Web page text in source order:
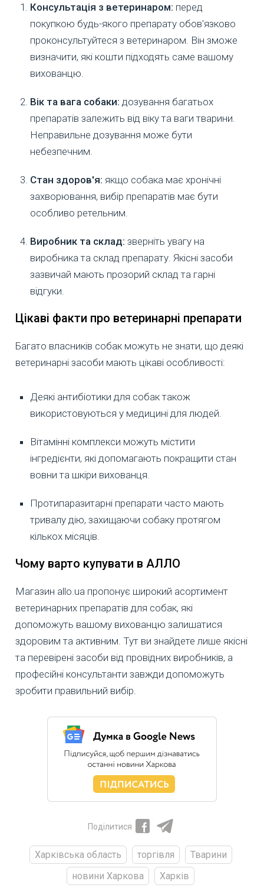
Консультація з ветеринаром: перед
покупкою будь-якого препарату обов'язково
проконсультуйтеся з ветеринаром. Він зможе
визначити, які кошти підходять саме вашому
вихованцю.
Вік та вага собаки: дозування багатьох
препаратів залежить від віку та ваги тварини.
Неправильне дозування може бути
небезпечним.
Стан здоров'я: якщо собака має хронічні
захворювання, вибір препаратів має бути
особливо ретельним.
Виробник та склад: зверніть увагу на
виробника та склад препарату. Якісні засоби
зазвичай мають прозорий склад та гарні
відгуки.
Цікаві факти про ветеринарні препарати
Багато власників собак можуть не знати, що деякі
ветеринарні засоби мають цікаві особливості:
Деякі антибіотики для собак також
використовуються у медицині для людей.
Вітамінні комплекси можуть містити
інгредієнти, які допомагають покращити стан
вовни та шкіри вихованця.
Протипаразитарні препарати часто мають
тривалу дію, захищаючи собаку протягом
кількох місяців.
Чому варто купувати в АЛЛО
Магазин allo.ua пропонує широкий асортимент
ветеринарних препаратів для собак, які
допоможуть вашому вихованцю залишатися
здоровим та активним. Тут ви знайдете лише якісні
та перевірені засоби від провідних виробників, а
професійні консультанти завжди допоможуть
зробити правильний вибір.
Поділитися
Харківська область торгівля
Тварини
новини Харкова
Харків